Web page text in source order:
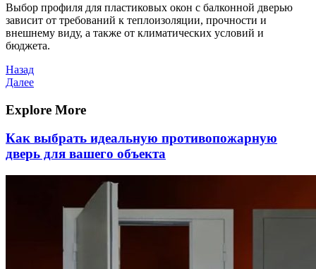
Выбор профиля для пластиковых окон с балконной дверью
зависит от требований к теплоизоляции, прочности и
внешнему виду, а также от климатических условий и
бюджета.
Навигация
по
записям
Предыдущая
запись
Назад
Следующая
Далее
Explore More
Как выбрать идеальную противопожарную
дверь для вашего объекта